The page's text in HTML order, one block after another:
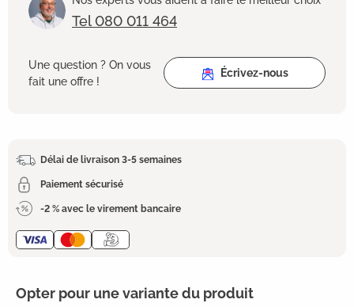
Tel 080 011 464
Une question ? On vous
fait une offre !
Écrivez-nous
Délai de livraison 3-5 semaines
Paiement sécurisé
-2 % avec le virement bancaire
Opter pour une variante du produit